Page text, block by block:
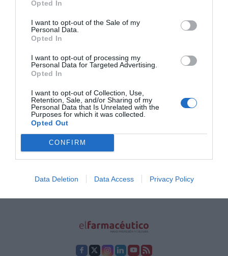
Opted In
I want to opt-out of the Sale of my
Personal Data.
Opted In
I want to opt-out of processing my
Personal Data for Targeted Advertising.
Opted In
I want to opt-out of Collection, Use,
Retention, Sale, and/or Sharing of my
Personal Data that Is Unrelated with the
Purposes for which it was collected.
Opted Out
CONFIRM
Data Deletion Data Access Privacy Policy
Noticias y novedades
Las farmacias españolas, a través de la Agrupación Farmacéutica
Europea (PGEU), se suman desde hoy a una campaña paneuropea de
sensibilización sobre anafilaxia y alergias alimentarias, promovida
Nueva edición de Kardia Select para titulares de
farmacia: claves para decidir con criterio
La farmacia, un apoyo esencial en el cuidado infantil
Récord de comunicaciones para el 24 Congreso Nacional